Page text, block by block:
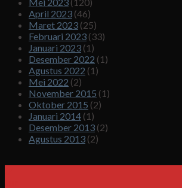
April 2023 (46)
Maret 2023 (25)
Februari 2023 (33)
Januari 2023 (1)
Desember 2022 (1)
Agustus 2022 (1)
Mei 2022 (2)
November 2015 (1)
Oktober 2015 (2)
Januari 2014 (1)
Desember 2013 (2)
Agustus 2013 (2)